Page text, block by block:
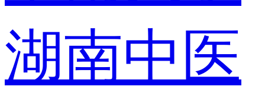
湖南中医